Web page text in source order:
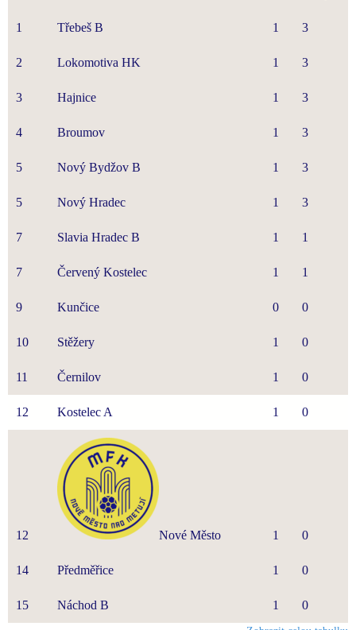
1 Třebeš B 1 3
2 Lokomotiva HK 1 3
3 Hajnice 1 3
4 Broumov 1 3
5 Nový Bydžov B 1 3
5 Nový Hradec 1 3
7 Slavia Hradec B 1 1
7 Červený Kostelec 1 1
9 Kunčice 0 0
10 Stěžery 1 0
11 Černilov 1 0
12 Kostelec A 1 0
12 Nové Město 1 0
14 Předměřice 1 0
15 Náchod B 1 0